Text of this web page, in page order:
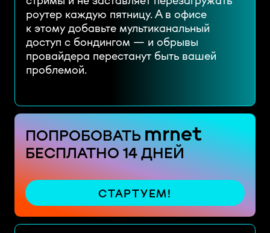
роутер каждую пятницу. А в офисе
к этому добавьте мультиканальный
доступ с бондингом — и обрывы
провайдера перестанут быть вашей
проблемой.
ПОПРОБОВАТЬmrnet
БЕСПЛАТНО 14 ДНЕЙ
СТАРТУЕМ!